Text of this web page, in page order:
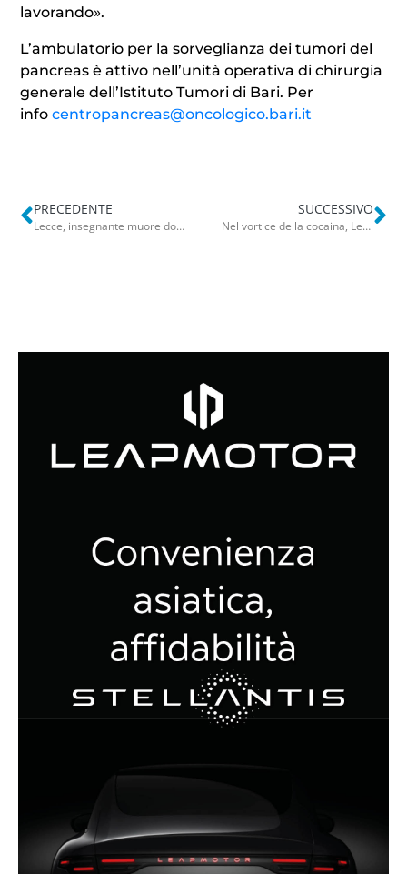
lavorando».
L’ambulatorio per la sorveglianza dei tumori del
pancreas è attivo nell’unità operativa di chirurgia
generale dell’Istituto Tumori di Bari. Per
infocentropancreas@oncologico.bari.it
PRECEDENTE
Lecce, insegnante muore dopo 10 giorni di ricovero in attesa di un esame: indagati due medici
SUCCESSIVO
Nel vortice della cocaina, Leo chiede scusa al papà: “Era giusto così sono più sereno”